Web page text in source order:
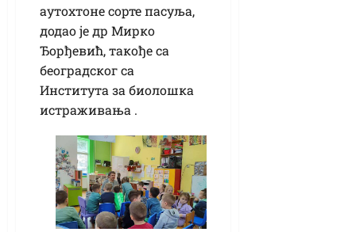
аутохтоне сорте пасуља,
додао је др Мирко
Ђорђевић, такође са
београдског са
Института за биолошка
истраживања .